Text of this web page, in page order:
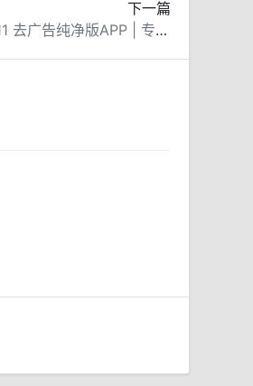
下一篇
医学百科 v3.06.0011 去广告纯净版APP | 专业医学知识库